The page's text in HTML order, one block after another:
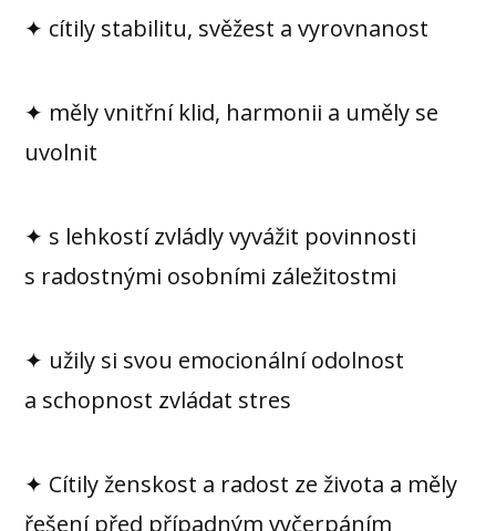
✦ cítily stabilitu, svěžest a vyrovnanost
✦ měly vnitřní klid, harmonii a uměly se
uvolnit
✦ s lehkostí zvládly vyvážit povinnosti
s radostnými osobními záležitostmi
✦ užily si svou emocionální odolnost
a schopnost zvládat stres
✦ Cítily ženskost a radost ze života a měly
řešení před případným vyčerpáním